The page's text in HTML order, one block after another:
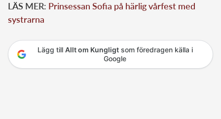
LÄS MER: Prinsessan Sofia på härlig vårfest med
systrarna
Lägg till Allt om Kungligtsom föredragen källa i
Google